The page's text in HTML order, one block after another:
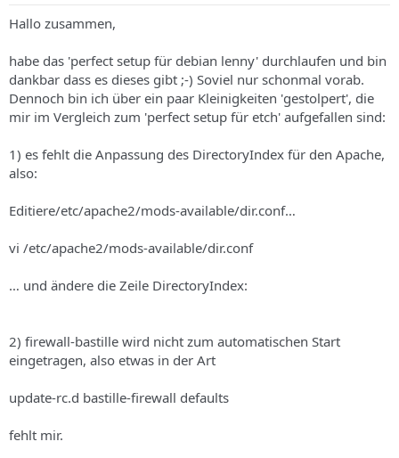
e
r
s
T
h
e
n
d
a
t
u
Hallo zusammen,
habe das 'perfect setup für debian lenny' durchlaufen und bin
dankbar dass es dieses gibt ;-) Soviel nur schonmal vorab.
Dennoch bin ich über ein paar Kleinigkeiten 'gestolpert', die
mir im Vergleich zum 'perfect setup für etch' aufgefallen sind:
1) es fehlt die Anpassung des DirectoryIndex für den Apache,
also:
Editiere/etc/apache2/mods-available/dir.conf…
vi /etc/apache2/mods-available/dir.conf
… und ändere die Zeile DirectoryIndex:
2) firewall-bastille wird nicht zum automatischen Start
eingetragen, also etwas in der Art
update-rc.d bastille-firewall defaults
fehlt mir.